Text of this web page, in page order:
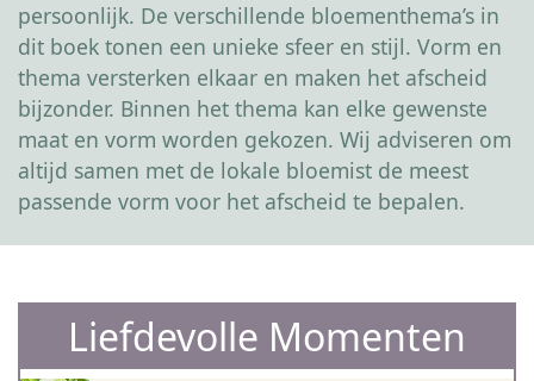
persoonlijk. De verschillende bloementhema’s in
dit boek tonen een unieke sfeer en stijl. Vorm en
thema versterken elkaar en maken het afscheid
bijzonder. Binnen het thema kan elke gewenste
maat en vorm worden gekozen. Wij adviseren om
altijd samen met de lokale bloemist de meest
passende vorm voor het afscheid te bepalen.
Liefdevolle Momenten